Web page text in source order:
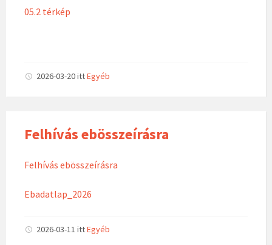
05.2 térkép
2026-03-20ittEgyéb
Felhívás ebösszeírásra
Felhívás ebösszeírásra
Ebadatlap_2026
2026-03-11 ittEgyéb